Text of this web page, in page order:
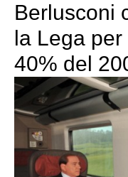
Berlusconi
la Lega
40% del